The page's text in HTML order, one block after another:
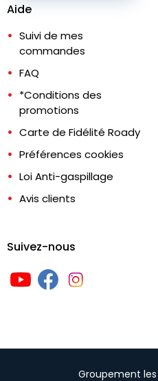
Aide
Suivi de mes
commandes
FAQ
*Conditions des
promotions
Carte de Fidélité Roady
Préférences cookies
Loi Anti-gaspillage
Avis clients
Suivez-nous
Groupement